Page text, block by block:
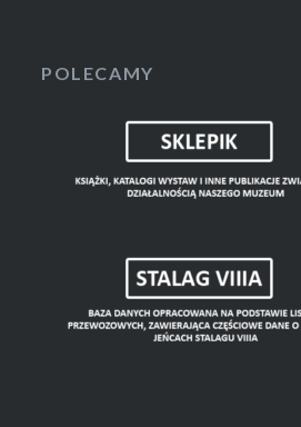
POLECAMY